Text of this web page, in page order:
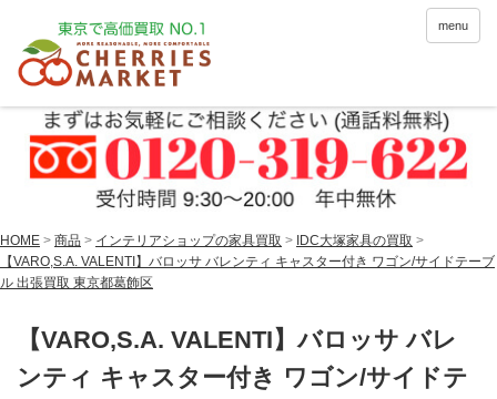
menu
HOME > 商品 > インテリアショップの家具買取 > IDC大塚家具の買取 >
【VARO,S.A. VALENTI】バロッサ バレンティ キャスター付き ワゴン/サイドテーブ
ル 出張買取 東京都葛飾区
【VARO,S.A. VALENTI】バロッサ バレ
ンティ キャスター付き ワゴン/サイドテ